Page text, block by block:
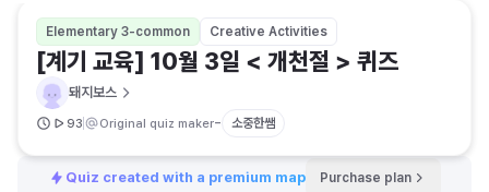
Elementary 3-common Creative Activities
[계기 교육] 10월 3일 < 개천절 > 퀴즈
돼지보스
93 Original quiz maker- 소중한쌤
Quiz created with a premium map Purchase plan